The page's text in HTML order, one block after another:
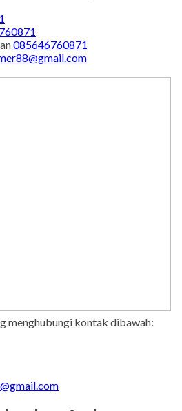
085646760871
menghubungi kontak dibawah: